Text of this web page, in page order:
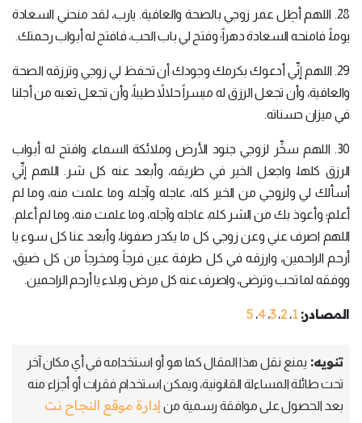
28. اللهم أطِل عمر زوجي بالصحة والعافية. يارب، لقد منحني السعادة
يوماً، فامنحه السعادة دهراً؛ وفتح لي باب الحب، فافتح له أبواب رحمتك.
29. اللهم إنِّي أدعوك بكرمك وجودك أن تحفظ لي زوجي وترزقه الصحة
والعافية، وأن تجعل الرزق له ميسراً حلالاً طيباً، وأن تجعل تعبه من أجلنا
في ميزان حسناته.
30. اللهم سخِّر لزوجي جنود الأرض وملائكة السماء، وافتح له أبواب
الرزق كلها، واجعل الخير في طريقه، وأبعد عنه كل شر. اللهم إنِّي
أسألك لي ولزوجي من الخير كله، عاجله وآجله، وما علمت منه، وما لم
أعلم؛ وأعوذ بك من الشر كله، عاجله وآجله، وما علمت منه، وما لم أعلم.
اللهم اصرف عني وعن زوجي كل ما يكدر صفونا، وأبعد عنا كل سوء يا
أرحم الراحمين، وارزقه في كل طرفة عين فرجاً ومخرجاً من كل ضيق،
ووفقه لما تحب وترضى، واصرف عنه كل مرض وبلاء يا أرحم الراحمين.
المصادر: 1، 2،3،4، 5
تنويه: يمنع نقل هذا المقال كما هو أو استخدامه في أي مكان آخر
تحت طائلة المساءلة القانونية، ويمكن استخدام فقرات أو أجزاء منه
بعد الحصول على موافقة رسمية من إدارة موقع النجاح نت